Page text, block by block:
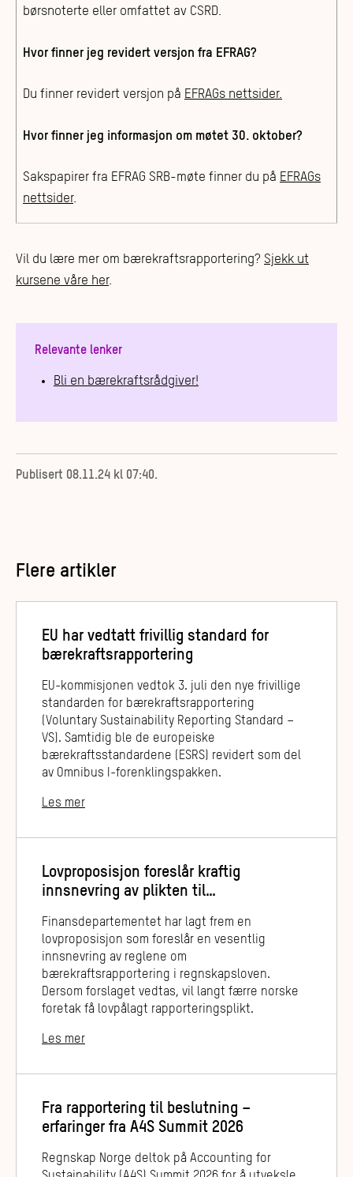
børsnoterte eller omfattet av CSRD.
Hvor finner jeg revidert versjon fra EFRAG?
Du finner revidert versjon på EFRAGs nettsider.
Hvor finner jeg informasjon om møtet 30. oktober?
Sakspapirer fra EFRAG SRB-møte finner du på EFRAGs
nettsider.
Vil du lære mer om bærekraftsrapportering? Sjekk ut
kursene våre her.
Relevante lenker
Bli en bærekraftsrådgiver!
Publisert 08.11.24 kl 07:40.
Flere artikler
EU har vedtatt frivillig standard for
bærekraftsrapportering
EU-kommisjonen vedtok 3. juli den nye frivillige
standarden for bærekraftsrapportering
(Voluntary Sustainability Reporting Standard –
VS). Samtidig ble de europeiske
bærekraftsstandardene (ESRS) revidert som del
av Omnibus I-forenklingspakken.
Les mer
Lovproposisjon foreslår kraftig
innsnevring av plikten til
Finansdepartementet har lagt frem en
lovproposisjon som foreslår en vesentlig
innsnevring av reglene om
bærekraftsrapportering i regnskapsloven.
Dersom forslaget vedtas, vil langt færre norske
foretak få lovpålagt rapporteringsplikt.
Les mer
Fra rapportering til beslutning –
erfaringer fra A4S Summit 2026
Regnskap Norge deltok på Accounting for